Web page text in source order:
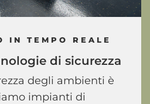
IN TEMPO REALE
di sicurezza
degli ambienti è
impianti di